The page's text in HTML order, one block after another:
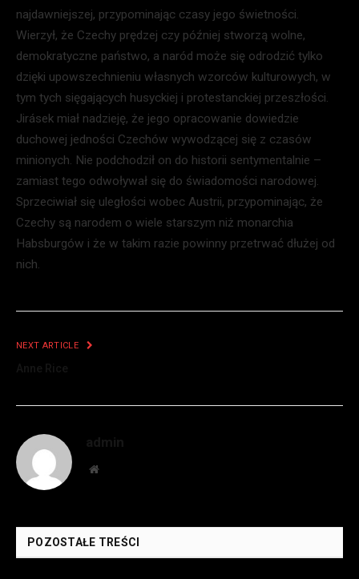
najdawniejszej, przypominając czasy jego świetności.
Wierzył, że Czechy prędzej czy później stworzą wolne,
demokratyczne państwo, a naród może się odrodzić tylko
dzięki upowszechnieniu własnych wzorców kulturowych, w
tym tych sięgających husyckiej i protestanckiej przeszłości.
Jirásek miał nadzieję, że jego opracowanie dowiedzie
duchowej jedności Czechów wywodzącej się z czasów
minionych. Nie podchodził on do historii sentymentalnie –
zamiast tego odwoływał się do świadomości narodowej.
Sprzeciwiał się uległości wobec Austrii, przypominając, że
Czechy są narodem o wiele starszym niż monarchia
Habsburgów i że w takim razie powinny przetrwać dłużej od
nich.
NEXT ARTICLE
Website
POZOSTAŁE TREŚCI